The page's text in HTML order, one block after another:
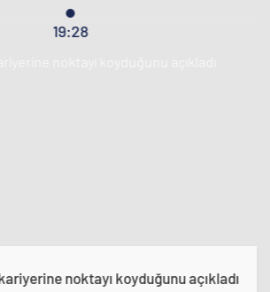
19:28
noktayı koyduğunu açıkladı